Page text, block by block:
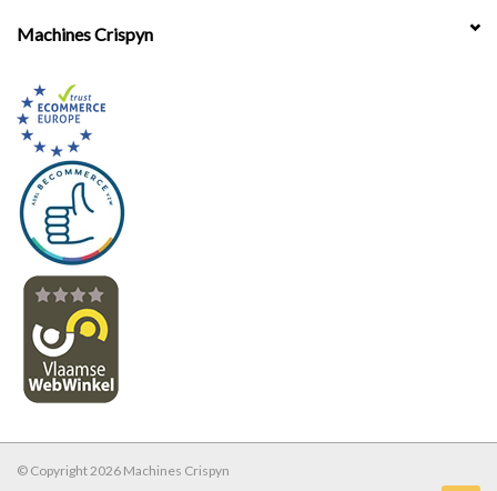
Machines Crispyn
© Copyright 2026 Machines Crispyn